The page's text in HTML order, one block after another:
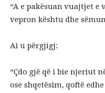
“A e pakësuan vuajtjet e
vepron kështu dhe
Ai u përgjigj:
“Çdo gjë që i bie njeriut
ose shqetësim, qoftë